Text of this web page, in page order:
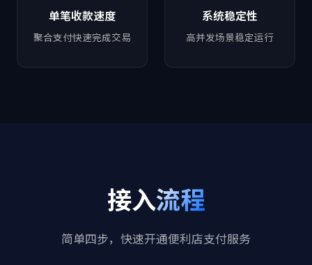
单笔收款速度
聚合支付快速完成交易
系统稳定性
高并发场景稳定运行
接入流程
简单四步，快速开通便利店支付服务